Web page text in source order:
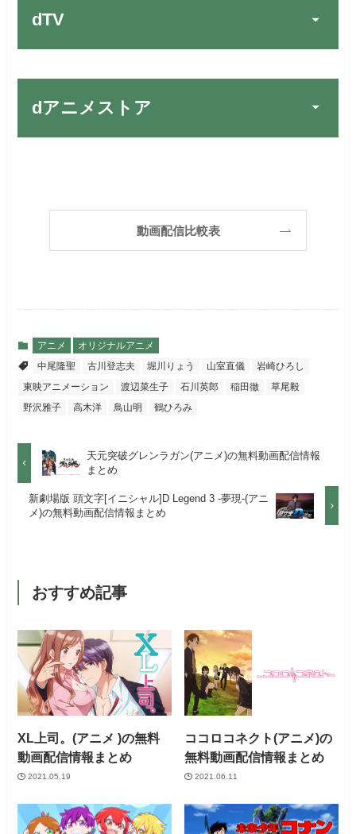
お試し無料期間
月額料金（税込） 2,189円
見放題作品数
190,000作品以上
リンク先：
宅配レンタルとVODの2パターンが
初回ポイント付与 1,100ポイント
（TV）
宅配レンタル数
FOD PREMIUMでお試
しする
リンク先 :https://fod.fujitv.co.jp/s/premium/
お試し無料期間 2週間
月額料金（税込）
初回ポイント付与 100ポイント
リンク先 :https://www.hulu.jp/
日本テレビ系ドラマや映画・海外
お試し無料期間
初回ポイント付与
見放題作品数 70,000作品以上
試しする
ABEMA独占配信作品がおもしろ
い！
月額料金（税込）
初回ポイント付与
dTV
リンク先 :https://pc.video.dmkt-sp.jp/
お試し無料期間 31日間
月額料金（税込） 550円
dアニメストア
dアニメストアでお試し
する
sp.jp/animestore/tp_pc
アニメだけを特化して観るなら文
お試し無料期間 31日間
月額料金（税込） 440円
初回ポイント付与 なし
見放題作品数 4,000作品以上
動画配信比較表
アニメ
オリジナルアニメ
中尾隆聖
古川登志夫 堀川りょう 山室直儀
岩崎ひろし
東映アニメーション
渡辺菜生子 石川英郎 稲田徹
草尾毅
野沢雅子
高木洋 鳥山明 鶴ひろみ
天元突破グレンラガン(アニメ)の無料動画配信情報
まとめ
新劇場版 頭文字[イニシャル]D Legend 3 -夢現-(アニ
メ)の無料動画配信情報まとめ
おすすめ記事
XL上司。(アニメ )の無料
動画配信情報まとめ
2021.05.19
ココロコネクト(アニメ)の
無料動画配信情報まとめ
2021.06.11